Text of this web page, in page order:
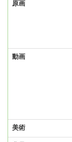
原画
動画
美術